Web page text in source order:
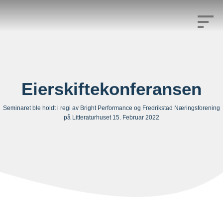
Eierskiftekonferansen
Seminaret ble holdt i regi av Bright Performance og Fredrikstad Næringsforening
på Litteraturhuset 15. Februar 2022